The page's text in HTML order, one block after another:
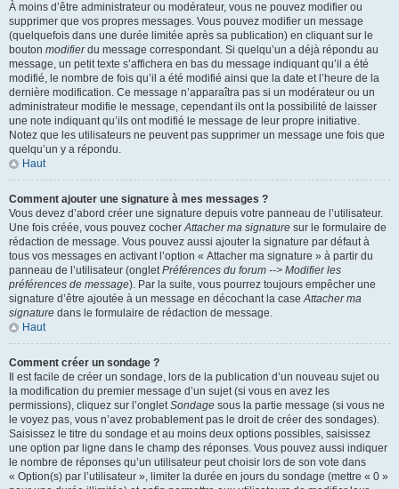
À moins d’être administrateur ou modérateur, vous ne pouvez modifier ou
supprimer que vos propres messages. Vous pouvez modifier un message
(quelquefois dans une durée limitée après sa publication) en cliquant sur le
bouton modifierdu message correspondant. Si quelqu’un a déjà répondu au
message, un petit texte s’affichera en bas du message indiquant qu’il a été
modifié, le nombre de fois qu’il a été modifié ainsi que la date et l’heure de la
dernière modification. Ce message n’apparaîtra pas si un modérateur ou un
administrateur modifie le message, cependant ils ont la possibilité de laisser
une note indiquant qu’ils ont modifié le message de leur propre initiative.
Notez que les utilisateurs ne peuvent pas supprimer un message une fois que
quelqu’un y a répondu.
Haut
Comment ajouter une signature à mes messages ?
Vous devez d’abord créer une signature depuis votre panneau de l’utilisateur.
Une fois créée, vous pouvez cocherAttacher ma signature sur le formulaire de
rédaction de message. Vous pouvez aussi ajouter la signature par défaut à
tous vos messages en activant l’option « Attacher ma signature » à partir du
panneau de l’utilisateur (ongletPréférences du forum --> Modifier les
préférences de message). Par la suite, vous pourrez toujours empêcher une
signature d’être ajoutée à un message en décochant la caseAttacher ma
signature dans le formulaire de rédaction de message.
Haut
Comment créer un sondage ?
Il est facile de créer un sondage, lors de la publication d’un nouveau sujet ou
la modification du premier message d’un sujet (si vous en avez les
permissions), cliquez sur l’ongletSondage sous la partie message (si vous ne
le voyez pas, vous n’avez probablement pas le droit de créer des sondages).
Saisissez le titre du sondage et au moins deux options possibles, saisissez
une option par ligne dans le champ des réponses. Vous pouvez aussi indiquer
le nombre de réponses qu’un utilisateur peut choisir lors de son vote dans
« Option(s) par l’utilisateur », limiter la durée en jours du sondage (mettre « 0 »